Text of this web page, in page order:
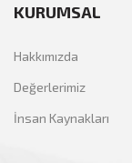
KURUMSAL
Hakkımızda
Değerlerimiz
İnsan Kaynakları